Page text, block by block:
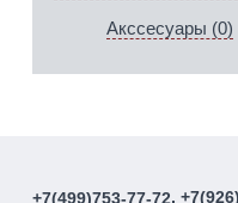
Акссесуары (0)
+7(499)753-77-72,